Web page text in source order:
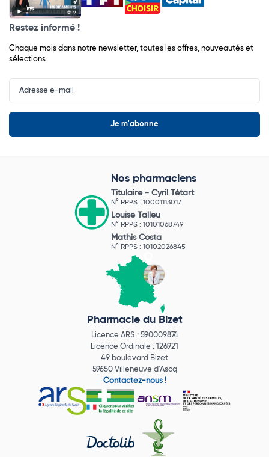
Restez informé !
Chaque mois dans notre newsletter, toutes les offres, nouveautés et
sélections.
Input
Newsletter
Nos pharmaciens
Titulaire - Cyril Tétart
N° RPPS : 10001113017
Louise Talleu
N° RPPS : 10101068749
Mathis Costa
N° RPPS : 10102026845
Pharmacie du Bizet
Licence ARS : 590009874
Licence Ordinale : 126921
49 boulevard Bizet
59650 Villeneuve d'Ascq
Contactez-nous !